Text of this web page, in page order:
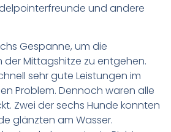
und andere
Gespanne, um die
der Mittagshitze zu entgehen.
sehr gute Leistungen im
Problem. Dennoch waren alle
Zwei der sechs Hunde konnten
glänzten am Wasser.